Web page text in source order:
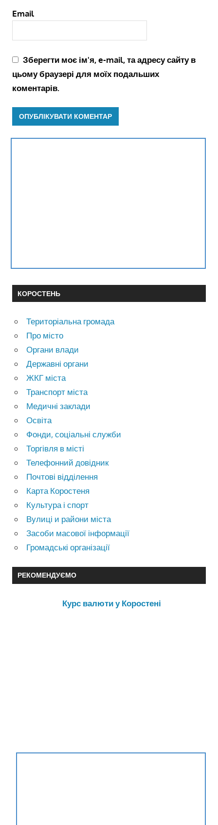
Email
Зберегти моє ім'я, e-mail, та адресу сайту в
цьому браузері для моїх подальших
коментарів.
КОРОСТЕНЬ
Територіальна громада
Про місто
Органи влади
Державні органи
ЖКГ міста
Транспорт міста
Медичні заклади
Освіта
Фонди, соціальні служби
Торгівля в місті
Телефонний довідник
Почтові відділення
Карта Коростеня
Культура і спорт
Вулиці и райони міста
Засоби масової інформації
Громадські організації
РЕКОМЕНДУЄМО
Курс валюти у Коростені